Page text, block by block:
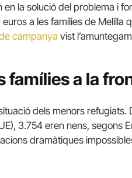
en la solució del problema i
a les famílies de Melilla
campanya vist
famílies a la
dels menors refugiats.
3.754 eren nens, segons
dramàtiques